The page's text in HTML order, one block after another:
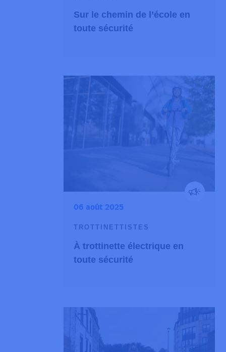
Sur le chemin de l’école en
toute sécurité
06 août 2025
TROTTINETTISTES
À trottinette électrique en
toute sécurité